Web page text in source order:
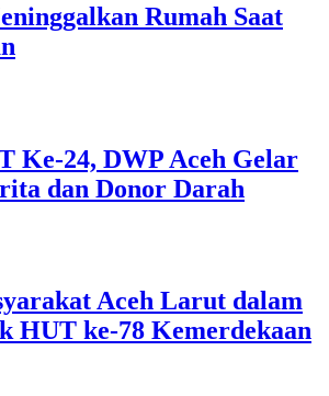
Rumah Saat
Ke-24, DWP Aceh Gelar
dan Donor Darah
Aceh Larut dalam
HUT ke-78 Kemerdekaan